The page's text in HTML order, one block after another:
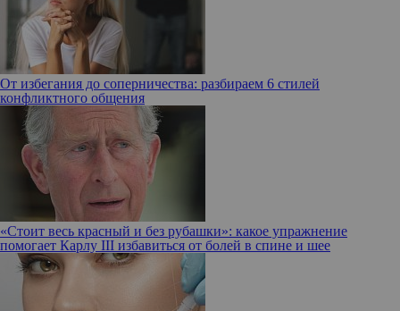
От избегания до соперничества: разбираем 6 стилей
конфликтного общения
«Стоит весь красный и без рубашки»: какое упражнение
помогает Карлу III избавиться от болей в спине и шее